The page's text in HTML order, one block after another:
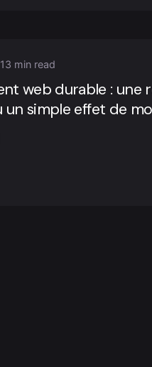
13 min read
web durable : une
un simple effet de